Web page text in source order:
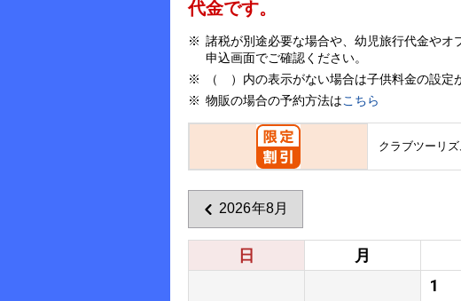
代金です。
諸税が別途必要な場合や、幼児旅行代金やオ
申込画面でご確認ください。
（ ）内の表示がない場合は子供料金の設定
物販の場合の予約方法はこちら
クラブツーリ
2026年8月
日 月
1